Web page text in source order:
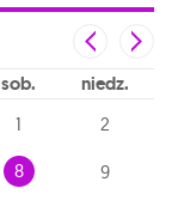
sob niedz
1 2
8 9